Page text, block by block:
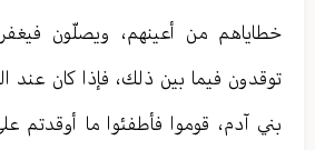
خطاياهم من أعينهم، ويصلّون
توقدون فيما بين ذلك، فإذا كان عند
بني آدم، قوموا فأطفئوا ما أوقدتم